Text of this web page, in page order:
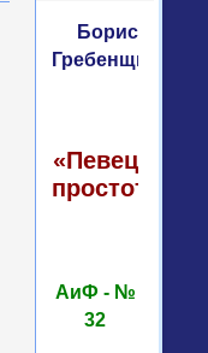
Борис
Гребенщиков
«Певец
простоты»
АиФ - №
32